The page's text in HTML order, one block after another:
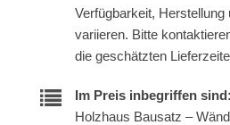
Verfügbarkeit, Herstellung
variieren. Bitte
die geschätzten
Im Preis inbegriffen sind:
Holzhaus Bausatz –